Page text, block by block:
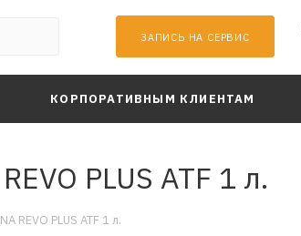
ЗАПИСЬ НА СЕРВИС
КОРПОРАТИВНЫМ КЛИЕНТАМ
PLUS ATF 1 л.
REVO PLUS ATF 1 л.